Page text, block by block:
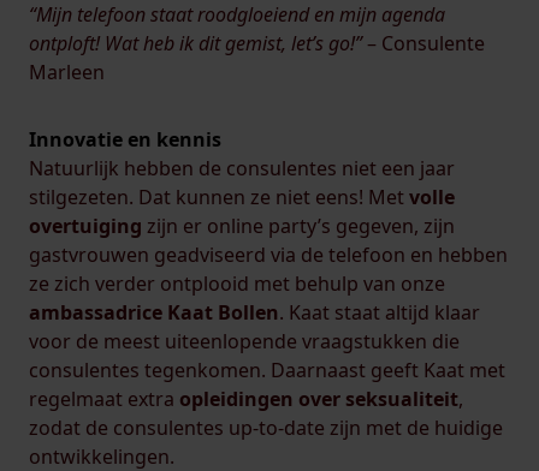
“Mijn telefoon staat roodgloeiend en mijn agenda
ontploft! Wat heb ik dit gemist, let’s go!”– Consulente
Marleen
Innovatie en kennis
Natuurlijk hebben de consulentes niet een jaar
stilgezeten. Dat kunnen ze niet eens! Met volle
overtuiging zijn er online party’s gegeven, zijn
gastvrouwen geadviseerd via de telefoon en hebben
ze zich verder ontplooid met behulp van onze
ambassadrice Kaat Bollen. Kaat staat altijd klaar
voor de meest uiteenlopende vraagstukken die
consulentes tegenkomen. Daarnaast geeft Kaat met
regelmaat extra opleidingen over seksualiteit,
zodat de consulentes up-to-date zijn met de huidige
ontwikkelingen.